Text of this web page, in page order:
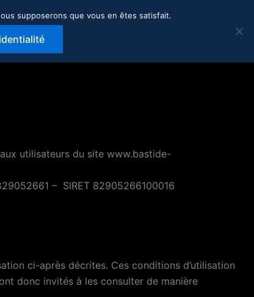
SAVOIR FAIRE
À PROPOS
utilisateurs du site www.bastide-
– SIRET 82905266100016
ci-après décrites. Ces conditions d’utilisation
donc invités à les consulter de manière
supposerons que vous en êtes satisfait.